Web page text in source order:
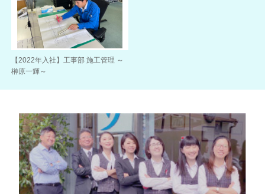
【2022年入社】工事部 施工管理 ～
榊原一輝～